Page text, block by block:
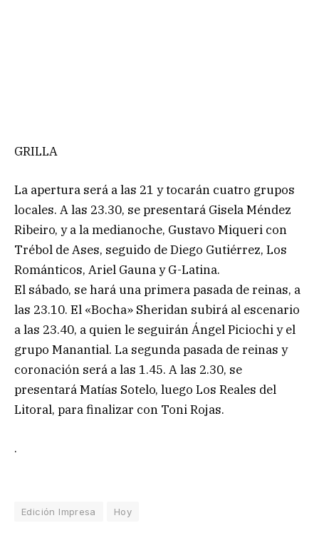
GRILLA
La apertura será a las 21 y tocarán cuatro grupos
locales. A las 23.30, se presentará Gisela Méndez
Ribeiro, y a la medianoche, Gustavo Miqueri con
Trébol de Ases, seguido de Diego Gutiérrez, Los
Románticos, Ariel Gauna y G-Latina.
El sábado, se hará una primera pasada de reinas, a
las 23.10. El «Bocha» Sheridan subirá al escenario
a las 23.40, a quien le seguirán Ángel Piciochi y el
grupo Manantial. La segunda pasada de reinas y
coronación será a las 1.45. A las 2.30, se
presentará Matías Sotelo, luego Los Reales del
Litoral, para finalizar con Toni Rojas.
.
Edición Impresa Hoy